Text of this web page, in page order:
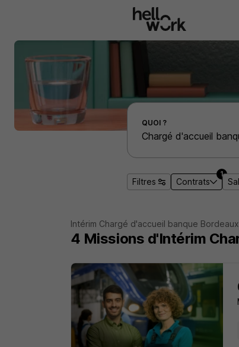
Effectuer une recherche d'emploi par localité
QUOI ?
Filtres Contrats
1
Intérim Chargé d'accueil banque Bordeaux
4 Missions d'Intérim